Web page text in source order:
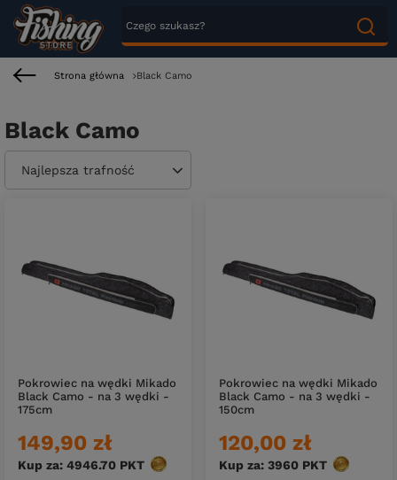
Strona główna Black Camo
Black Camo
Zmień sortowanie
Najlepsza trafność
Pokrowiec na wędki Mikado
Black Camo - na 3 wędki -
175cm
149,90 zł
Kup za: 4946.70 PKT punktów
Pokrowiec na wędki Mikado
Black Camo - na 3 wędki -
150cm
120,00 zł
Kup za: 3960 PKT punktów